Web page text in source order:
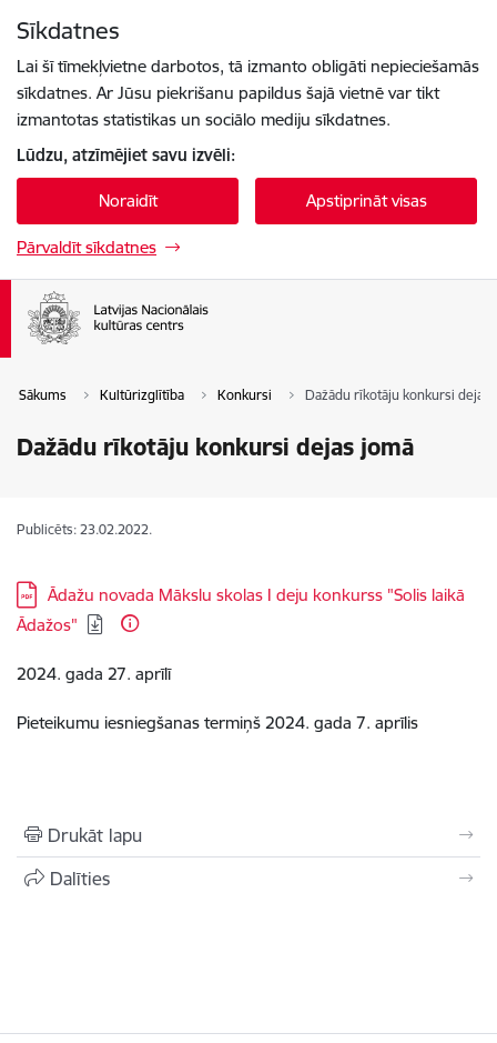
Sīkdatnes
Lai šī tīmekļvietne darbotos, tā izmanto obligāti nepieciešamās
sīkdatnes. Ar Jūsu piekrišanu papildus šajā vietnē var tikt
izmantotas statistikas un sociālo mediju sīkdatnes.
Lūdzu, atzīmējiet savu izvēli:
Noraidīt Apstiprināt visas
Pārvaldīt sīkdatnes
Sākums Kultūrizglītība Konkursi Dažādu rīkotāju konkursi dejas
Dažādu rīkotāju konkursi dejas jomā
Publicēts: 23.02.2022.
Lejupielādēt:
Ādažu novada Mākslu skolas I deju konkurss "Solis laikā
Ādažos"
2024. gada 27. aprīlī
Pieteikumu iesniegšanas termiņš 2024. gada 7. aprīlis
Drukāt lapu
Dalīties